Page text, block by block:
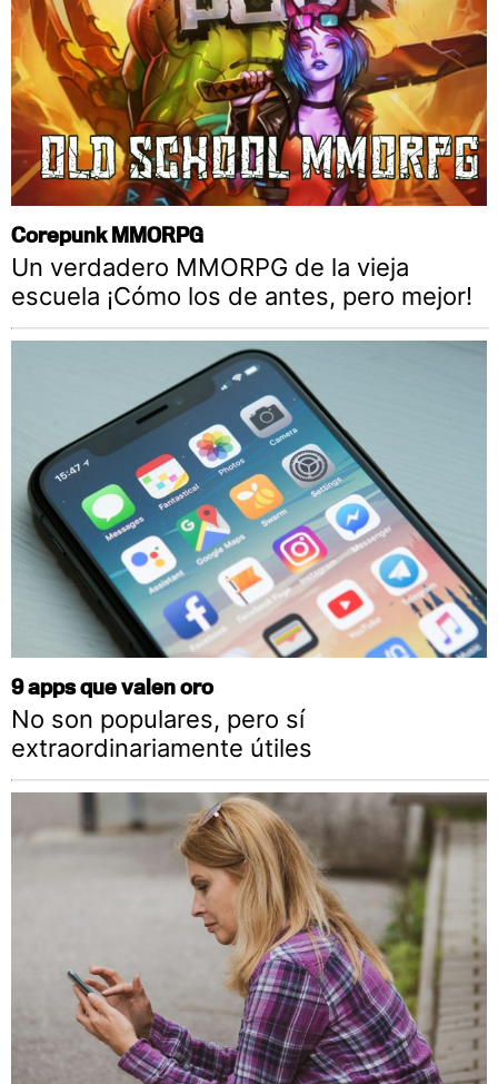
Corepunk MMORPG
Un verdadero MMORPG de la vieja
escuela ¡Cómo los de antes, pero mejor!
9 apps que valen oro
No son populares, pero sí
extraordinariamente útiles